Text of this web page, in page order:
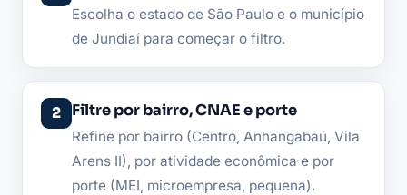
Escolha o estado de São Paulo e o município
de Jundiaí para começar o filtro.
Filtre por bairro, CNAE e porte
Refine por bairro (Centro, Anhangabaú, Vila
Arens II), por atividade econômica e por
porte (MEI, microempresa, pequena).